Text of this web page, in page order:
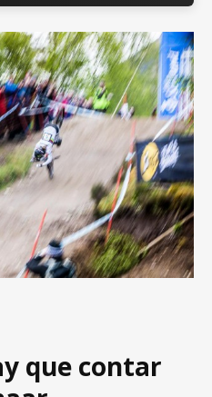
que contar